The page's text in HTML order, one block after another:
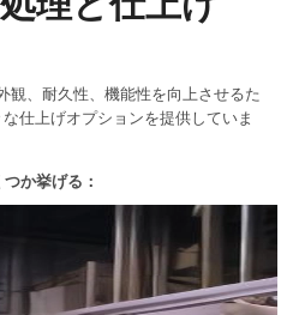
観、耐久性、機能性を向上させるた
仕上げオプションを提供していま
か挙げる：